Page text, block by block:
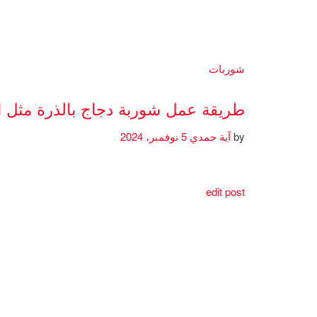
شوربات
طريقة عمل شوربة دجاج بالذرة مثل
byآية حمدي
edit post